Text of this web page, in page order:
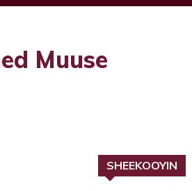
Muuse
SHEEKOOYIN